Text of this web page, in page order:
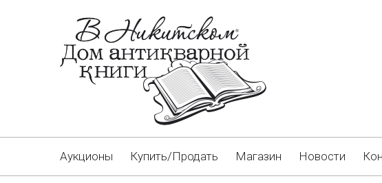
Аукционы Купить/Продать Магазин Новости